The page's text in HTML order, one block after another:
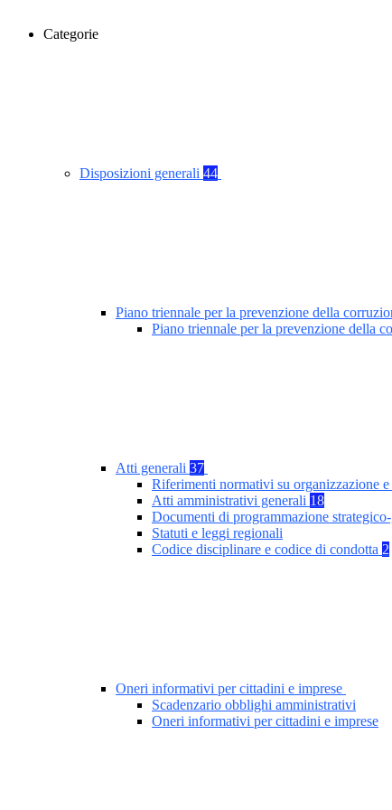
Categorie
Disposizioni generali 44
Piano triennale per la prevenzione della
Piano triennale per la prevenzione della
Atti generali 37
Riferimenti normativi su organizzazione
Atti amministrativi generali 18
Documenti di programmazione
Statuti e leggi regionali
Codice disciplinare e codice di condotta 2
Oneri informativi per cittadini e imprese
Scadenzario obblighi amministrativi
Oneri informativi per cittadini e imprese